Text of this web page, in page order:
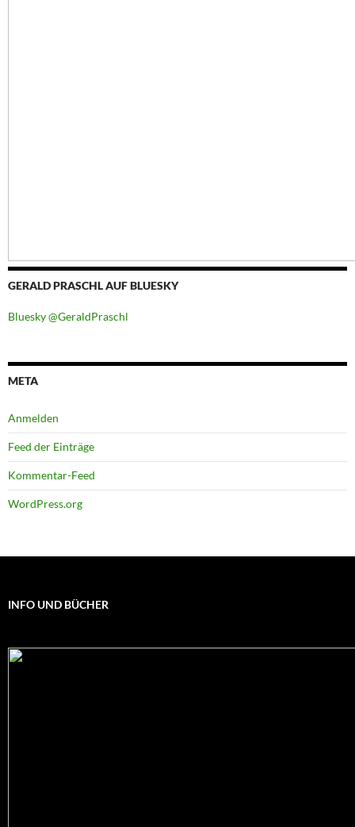
GERALD PRASCHL AUF BLUESKY
Bluesky @GeraldPraschl
META
Anmelden
Feed der Einträge
Kommentar-Feed
WordPress.org
INFO UND BÜCHER